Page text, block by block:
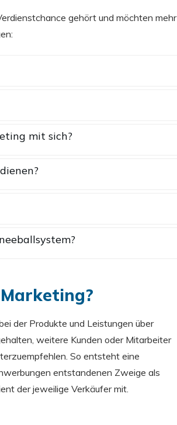
gehört und möchten mehr
mit sich?
der Produkte und Leistungen über
weitere Kunden oder Mitarbeiter
So entsteht eine
entstandenen Zweige als
der jeweilige Verkäufer mit.